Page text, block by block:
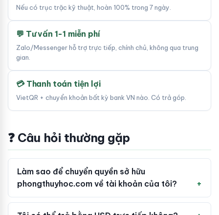
Nếu có trục trặc kỹ thuật, hoàn 100% trong 7 ngày.
💬 Tư vấn 1-1 miễn phí
Zalo/Messenger hỗ trợ trực tiếp, chính chủ, không qua trung
gian.
💳 Thanh toán tiện lợi
VietQR + chuyển khoản bất kỳ bank VN nào. Có trả góp.
❓ Câu hỏi thường gặp
Làm sao để chuyển quyền sở hữu
phongthuyhoc.com về tài khoản của tôi?